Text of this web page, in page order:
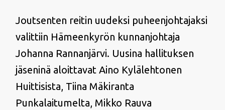
Joutsenten reitin uudeksi puheenjohtajaksi
valittiin Hämeenkyrön kunnanjohtaja
Johanna Rannanjärvi. Uusina hallituksen
jäseninä aloittavat Aino Kylälehtonen
Huittisista, Tiina Mäkiranta
Punkalaitumelta, Mikko Rauva